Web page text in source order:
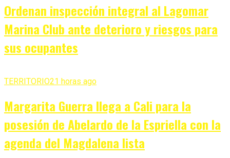
Ordenan inspección integral al Lagomar
Marina Club ante deterioro y riesgos para
sus ocupantes
TERRITORIO21 horas ago
Margarita Guerra llega a Cali para la
posesión de Abelardo de la Espriella con la
agenda del Magdalena lista